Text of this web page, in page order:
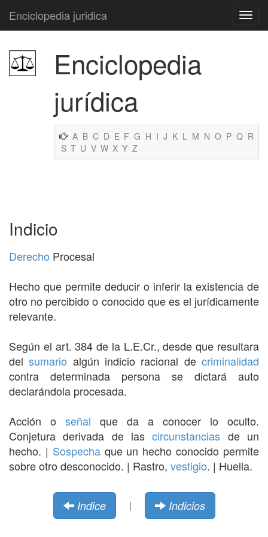
Enciclopedia juridica
Enciclopedia
jurídica
A B C D E F G H I J K L M N O P Q R
S T U V W X Y Z
Indicio
Derecho Procesal
Hecho que permite deducir o inferir la existencia de
otro no percibido o conocido que es el jurídicamente
relevante.
Según el art. 384 de la L.E.Cr., desde que resultara
delsumario algún indicio racional decriminalidad
contra determinada persona se dictará auto
declarándola procesada.
Acción o señal que da a conocer lo oculto.
Conjetura derivada de lascircunstancias de un
hecho. | Sospechaque un hecho conocido permite
sobre otro desconocido. | Rastro, vestigio. | Huella.
Indice | Indicios